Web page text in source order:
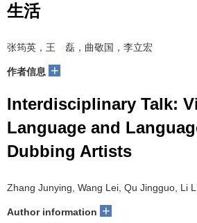
生活
张筠英，王 磊，曲敬国，李立宏
作者信息 +
Interdisciplinary Talk:
Language and
Dubbing Artists
Zhang Junying, Wang Lei, Qu Jingguo, Li
Author information +